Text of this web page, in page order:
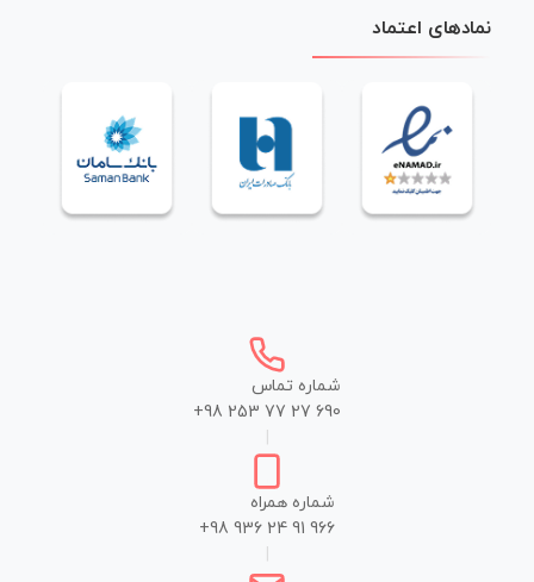
نمادهای اعتماد
شماره تماس
+98 253 77 27 690
شماره همراه
+98 936 24 91 966